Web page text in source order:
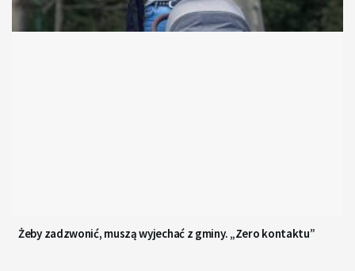
Żeby zadzwonić, muszą wyjechać z gminy. „Zero kontaktu”